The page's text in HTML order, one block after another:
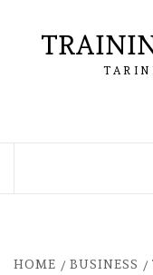
content
HOME BUSINESS